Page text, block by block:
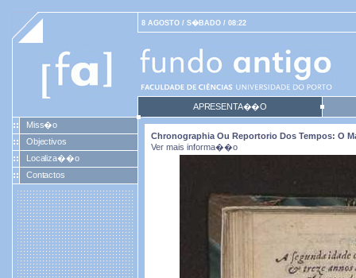
8 AGOSTO / S�BADO / 08:22
APRESENTA��O
Miss�o
Objectivos
Localiza��o
Contactos
Chronographia Ou Reportorio Dos Tempos: O
Ver mais informa��o